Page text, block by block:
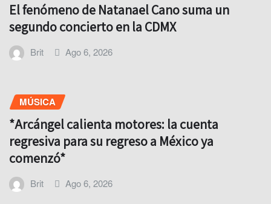
El fenómeno de Natanael Cano suma un
segundo concierto en la CDMX
Brit Ago 6, 2026
MÚSICA
*Arcángel calienta motores: la cuenta
regresiva para su regreso a México ya
comenzó*
Brit Ago 6, 2026